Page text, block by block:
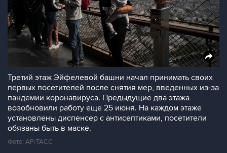
Третий этаж Эйфелевой башни начал принимать своих
первых посетителей после снятия мер, введенных из-за
пандемии коронавируса. Предыдущие два этажа
возобновили работу еще 25 июня. На каждом этаже
установлены диспенсер с антисептиками, посетители
обязаны быть в маске.
Фото: АР/ТАСС